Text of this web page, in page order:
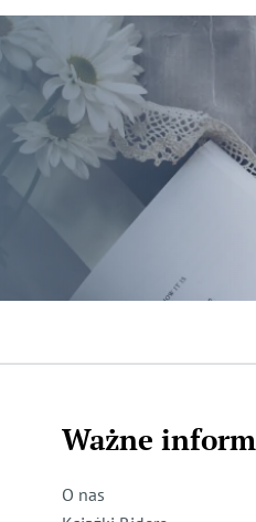
Ważne
O nas